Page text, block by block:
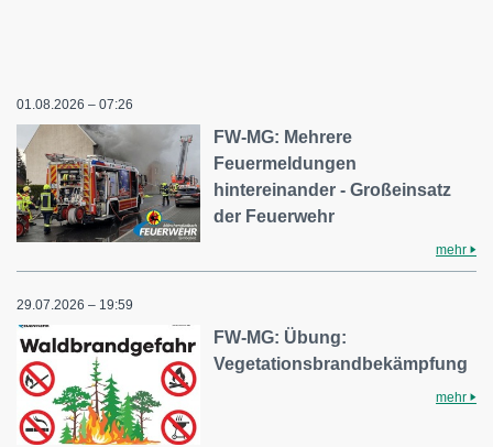
01.08.2026 – 07:26
FW-MG: Mehrere
Feuermeldungen
hintereinander - Großeinsatz
der Feuerwehr
mehr
29.07.2026 – 19:59
FW-MG: Übung:
Vegetationsbrandbekämpfung
mehr